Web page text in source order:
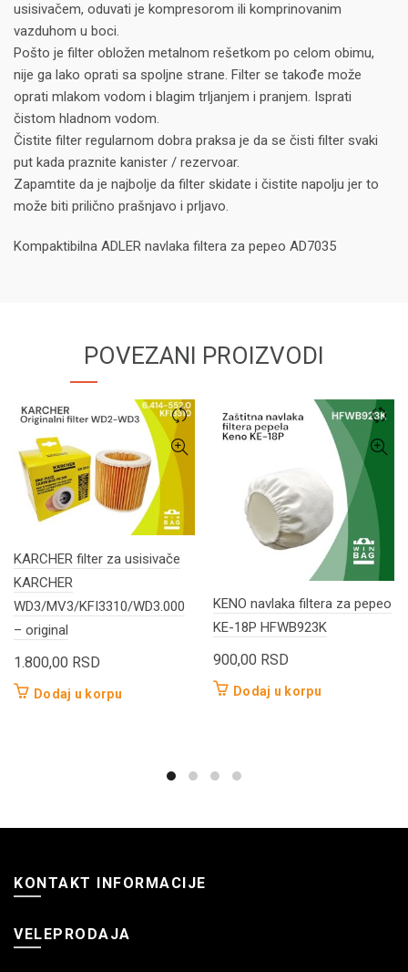
usisivačem, oduvati je kompresorom ili komprinovanim
vazduhom u boci.
Pošto je filter obložen metalnom rešetkom po celom obimu,
nije ga lako oprati sa spoljne strane. Filter se takođe može
oprati mlakom vodom i blagim trljanjem i pranjem. Isprati
čistom hladnom vodom.
Čistite filter regularnom dobra praksa je da se čisti filter svaki
put kada praznite kanister / rezervoar.
Zapamtite da je najbolje da filter skidate i čistite napolju jer to
može biti prilično prašnjavo i prljavo.
Kompaktibilna ADLER navlaka filtera za pepeo AD7035
POVEZANI PROIZVODI
KARCHER filter za usisivače
KARCHER
WD3/MV3/KFI3310/WD3.000
– original
1.800,00 RSD
Dodaj u korpu
KENO navlaka filtera za pepeo
KE-18P HFWB923K
900,00 RSD
Dodaj u korpu
KONTAKT INFORMACIJE
VELEPRODAJA